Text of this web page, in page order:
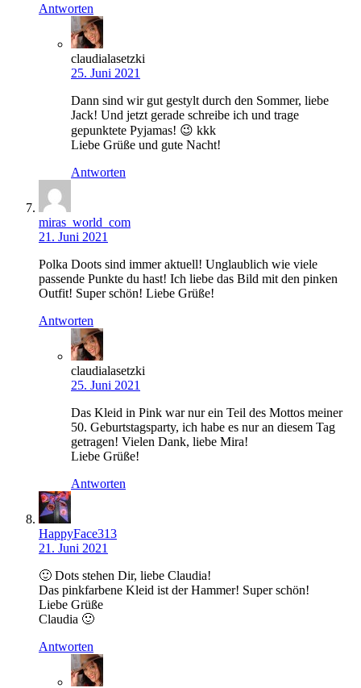
Antworten
claudialasetzki
25. Juni 2021
Dann sind wir gut gestylt durch den Sommer, liebe
Jack! Und jetzt gerade schreibe ich und trage
gepunktete Pyjamas! 😉 kkk
Liebe Grüße und gute Nacht!
Antworten
miras_world_com
21. Juni 2021
Polka Doots sind immer aktuell! Unglaublich wie viele
passende Punkte du hast! Ich liebe das Bild mit den pinken
Outfit! Super schön! Liebe Grüße!
Antworten
claudialasetzki
25. Juni 2021
Das Kleid in Pink war nur ein Teil des Mottos meiner
50. Geburtstagsparty, ich habe es nur an diesem Tag
getragen! Vielen Dank, liebe Mira!
Liebe Grüße!
Antworten
HappyFace313
21. Juni 2021
🙂 Dots stehen Dir, liebe Claudia!
Das pinkfarbene Kleid ist der Hammer! Super schön!
Liebe Grüße
Claudia 🙂
Antworten